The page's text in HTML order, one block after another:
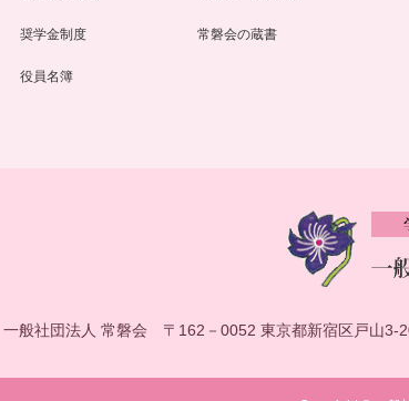
奨学金制度
役員名簿
常磐会の蔵書
一般社団法人 常磐会 〒162－0052 東京都新宿区戸山3-